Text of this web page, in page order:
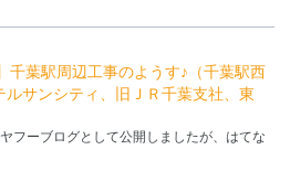
千葉駅周辺工事のようす♪（千葉駅西
ルサンシティ、旧ＪＲ千葉支社、東
フーブログとして公開しましたが、はてな